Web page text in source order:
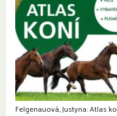
Felgenauová, Justyna: Atlas